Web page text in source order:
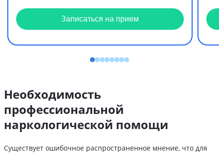
Записаться на прием
Необходимость
профессиональной
наркологической помощи
Существует ошибочное распространенное мнение, что для